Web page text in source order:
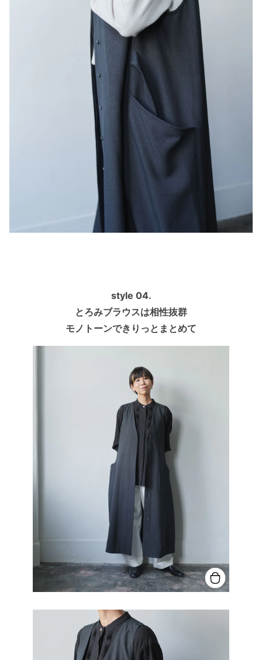
style 04.
とろみブラウスは相性抜群
モノトーンできりっとまとめて